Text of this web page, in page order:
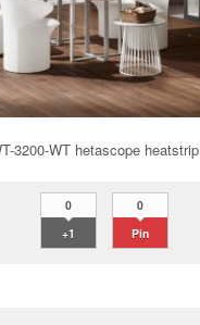
3200-WT hetascope heatstrip
0
+1
0
Pin